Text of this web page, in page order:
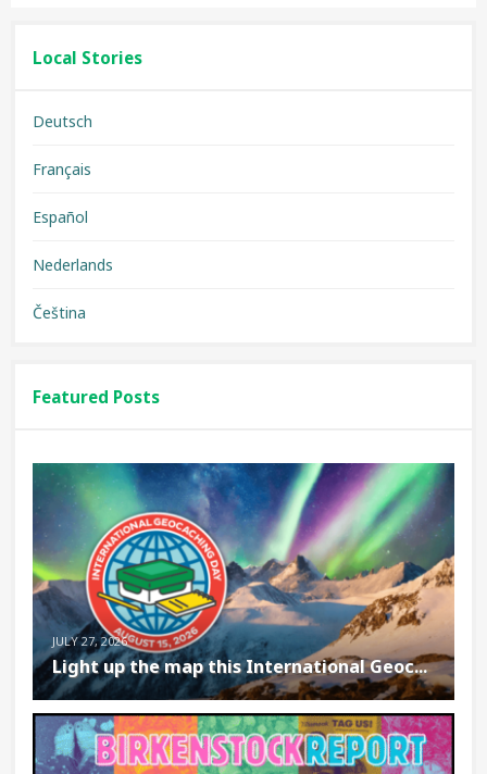
Local Stories
Deutsch
Français
Español
Nederlands
Čeština
Featured Posts
JULY 27, 2026
Light up the map this International Geoc...